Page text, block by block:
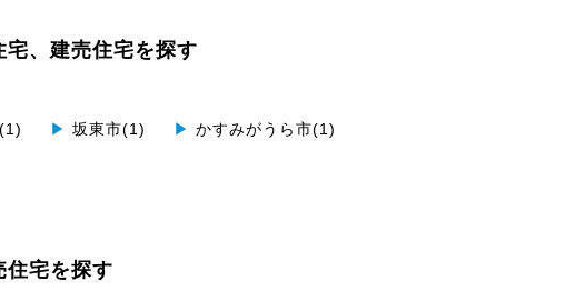
、建売住宅を探す
▶ 坂東市(1) ▶ かすみがうら市(1)
住宅を探す